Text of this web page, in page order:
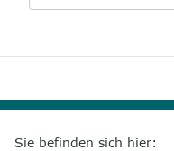
Sie befinden sich hier: